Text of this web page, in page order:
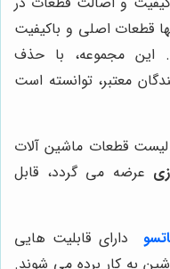
قطعات اصلی و باکیفیت
این مجموعه، با حذف
معتبر، توانسته است
قطعات ماشین آلات
عرضه می گردد، قابل
دارای قابلیت هایی
به کار برده می شوند.